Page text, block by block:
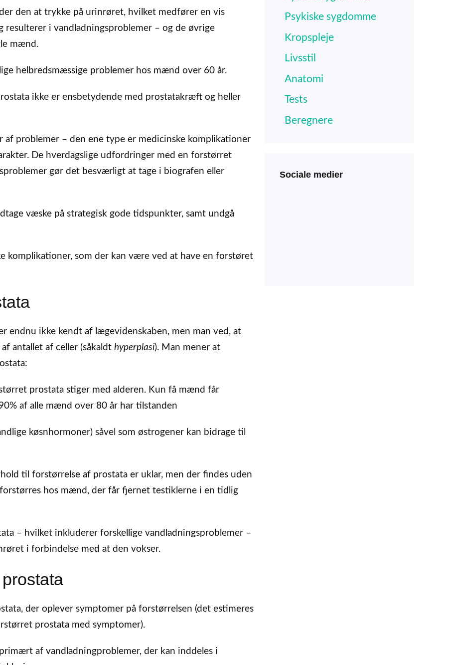
den at trykke på urinrøret, hvilket medfører en vis
i vandladningsproblemer – og de øvrige
mænd.
helbredsmæssige problemer hos mænd over 60 år.
ikke er ensbetydende med prostatakræft og heller
problemer – den ene type er medicinske komplikationer
De hverdagslige udfordringer med en forstørret
gør det besværligt at tage i biografen eller
væske på strategisk gode tidspunkter, samt undgå
komplikationer, som der kan være ved at have en forstøret
endnu ikke kendt af lægevidenskaben, men man ved, at
antallet af celler (såkaldt hyperplasi). Man mener at
prostata stiger med alderen. Kun få mænd får
af alle mænd over 80 år har tilstanden
køsnhormoner) såvel som østrogener kan bidrage til
til forstørrelse af prostata er uklar, men der findes uden
hos mænd, der får fjernet testiklerne i en tidlig
– hvilket inkluderer forskellige vandladningsproblemer –
i forbindelse med at den vokser.
der oplever symptomer på forstørrelsen (det estimeres
prostata med symptomer).
af vandladningproblemer, der kan inddeles i
Psykiske sygdomme
Kropspleje
Livsstil
Anatomi
Tests
Beregnere
Sociale medier